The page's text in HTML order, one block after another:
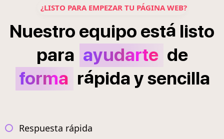
¿LISTO PARA EMPEZAR TU PÁGINA WEB?
Nuestro equipo está listo
para ayudarte de
forma rápidaysencilla
Respuesta rápida